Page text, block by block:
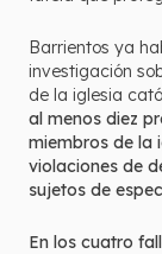
Barrientos ya
investigación
de la iglesia
al menos diez
miembros de la
violaciones de
sujetos de
En los cuatro